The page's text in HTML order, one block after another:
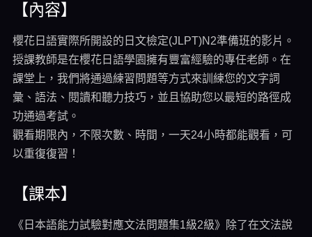
【內容】
櫻花日語實際所開設的日文檢定(JLPT)N2準備班的影片。
授課教師是在櫻花日語學園擁有豐富經驗的專任老師。在
課堂上，我們將通過練習問題等方式來訓練您的文字詞
彙、語法、閱讀和聽力技巧，並且協助您以最短的路徑成
功通過考試。
觀看期限內，不限次數、時間，一天24小時都能觀看，可
以重復復習！
【課本】
《日本語能力試驗對應文法問題集1級2級》除了在文法說